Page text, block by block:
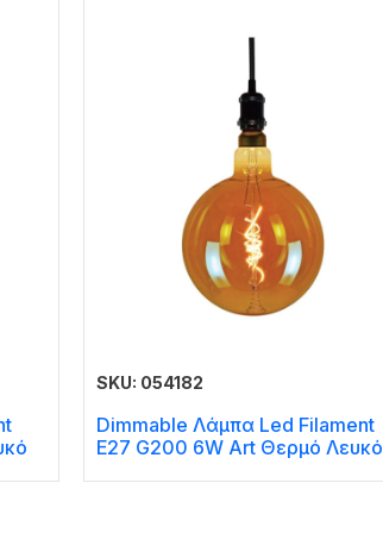
SKU: 054182
Dimmable Λάμπα Led Filament
E27 G200 6W Art Θερμό Λευκό